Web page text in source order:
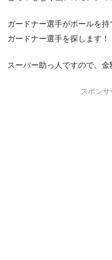
ガードナー選手がボールを
ガードナー選手を探します！
スーパー助っ人ですので、金
スポンサ